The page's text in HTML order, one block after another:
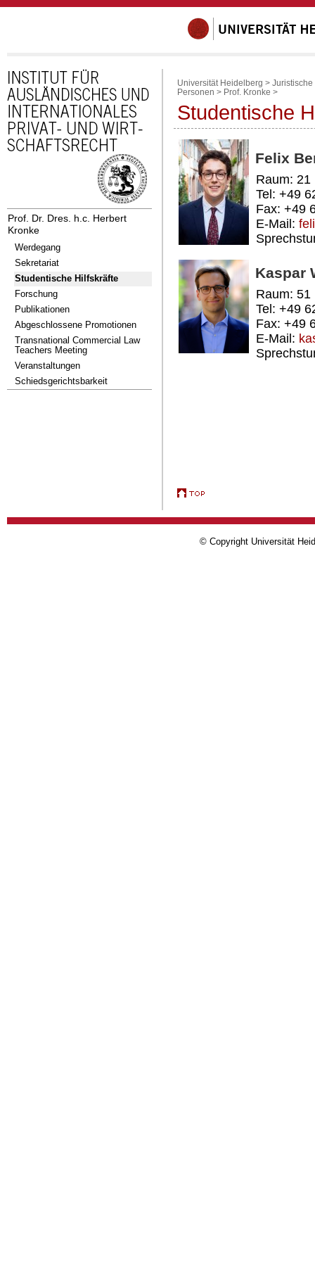
Prof. Dr. Dres. h.c. Herbert
Kronke
Werdegang
Sekretariat
Studentische Hilfskräfte
Forschung
Publikationen
Abgeschlossene Promotionen
Transnational Commercial Law
Teachers Meeting
Veranstaltungen
Schiedsgerichtsbarkeit
Universität Heidelberg > Juristische
Personen > Prof. Kronke >
Studentische
Felix
Raum: 21
Tel: +49
Fax: +49
E-Mail:
Kaspar
Raum: 51
Tel: +49
Fax: +49
E-Mail:
© Copyright Universität